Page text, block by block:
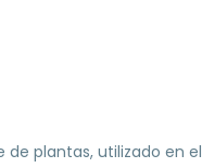
plantas, utilizado en el